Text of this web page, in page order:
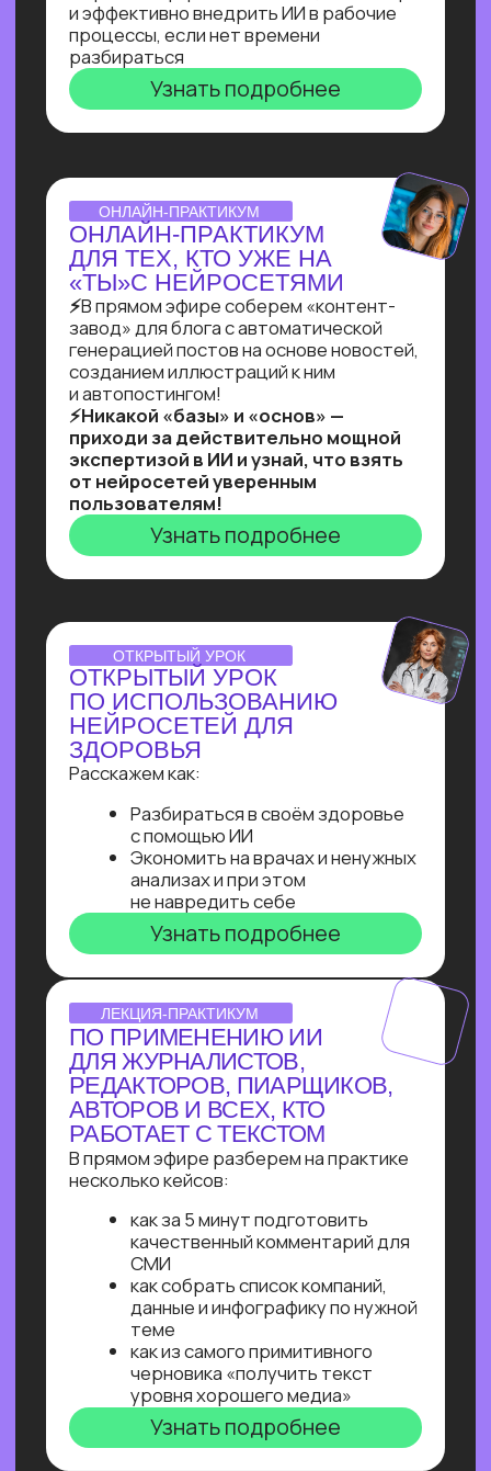
ВЕБИНАР-ОБЗОР
ПРОФЕССИЯ ПРОМПТ-
ИНЖЕНЕР: КАК ХАЙП
ПРОШЛОГО ГОДА
ПРЕВРАТИЛСЯ В САМУЮ
ВОСТРЕБОВАННУЮ
СПЕЦИАЛИЗАЦИЮ В 2025?
Больше 2 лет наш карьерный центр
поделиться самыми свежими данными
Узнать подробнее
ОNLINE-ПРАКТИКУМ
ПО СОЗДАНИЮ ИИ-
АДМИНИСТРАТОРА
Собираем многофункционального ИИ-
администратора для салона красоты
за 60 минут!
Ты увидишь, как и с помощью чего
реализовывать такие решения,
и узнаешь, как найти 10+ заказчиков
на них даже без опыта работы!
Узнать подробнее
ОNLINE-ПРАКТИКУМ
ПО ЧАТ-БОТАМ
Узнай, как с нуля начать зарабатывать
на чат-ботах и уже через пару месяцев
и выйти на 100 т.р. за проект, создавая
востребованные решения для бизнеса
Узнайте, как освоить классическое
программирование и востребованные
методы разработкив 2−4 раза быстрее
с помощью нейросетей и no-соde
инструментов!
— Узнайте, как с нуля начать
зарабатывать на чат-ботах и уже через
пару месяцев и выйти на 100 т.р.
за проект, создавая востребованные
решения для бизнеса
Нейросети 28
IT-профессии 16
Для детей 8
Естественный интеллект 1
Высшее образование 2
Промпт-инжиниринг
Чат-боты
Вайб-кодинг